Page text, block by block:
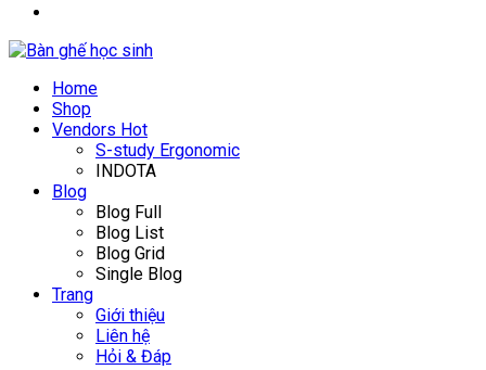
Home
Shop
Vendors Hot
S-study Ergonomic
INDOTA
Blog
Blog Full
Blog List
Blog Grid
Single Blog
Trang
Giới thiệu
Liên hệ
Hỏi & Đáp